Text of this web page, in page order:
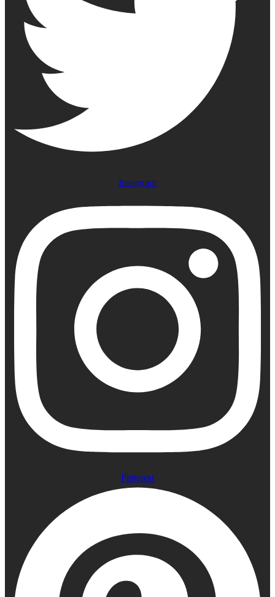
Instagram
Pinterest